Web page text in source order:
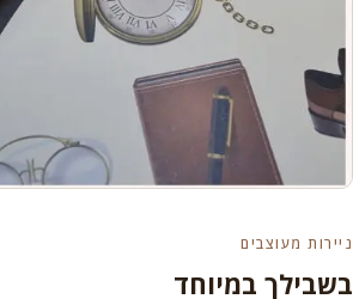
ניירות מעוצבים
בשבילך במיוחד